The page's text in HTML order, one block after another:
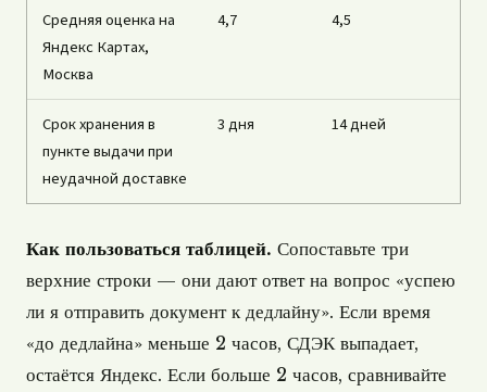
Средняя оценка на
Яндекс Картах,
Москва
4,7 4,5
Срок хранения в
пункте выдачи при
неудачной доставке
3 дня 14 дней
Как пользоваться таблицей. Сопоставьте три
верхние строки — они дают ответ на вопрос «успею
ли я отправить документ к дедлайну». Если время
«до дедлайна» меньше 2 часов, СДЭК выпадает,
остаётся Яндекс. Если больше 2 часов, сравнивайте